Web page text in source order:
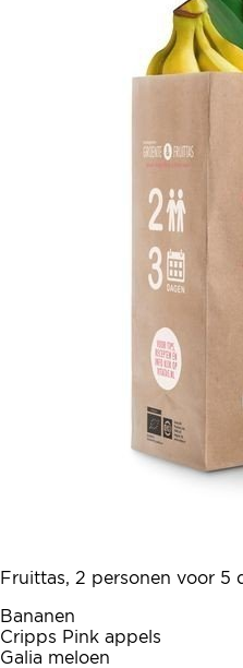
Fruittas, 2 personen voor 5
Bananen
Cripps Pink appels
Galia meloen